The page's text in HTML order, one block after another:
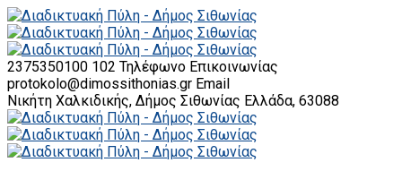
2375350100 102 Τηλέφωνο Επικοινωνίας
protokolo@dimossithonias.gr Email
Νικήτη Χαλκιδικής, Δήμος Σιθωνίας Ελλάδα, 63088